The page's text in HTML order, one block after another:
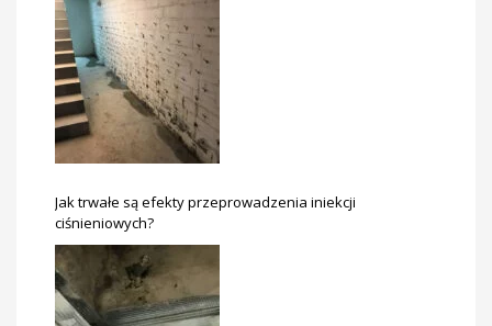
Jak trwałe są efekty przeprowadzenia iniekcji
ciśnieniowych?